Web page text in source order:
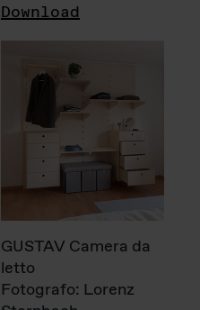
Download
GUSTAV Camera da
letto
Fotografo: Lorenz